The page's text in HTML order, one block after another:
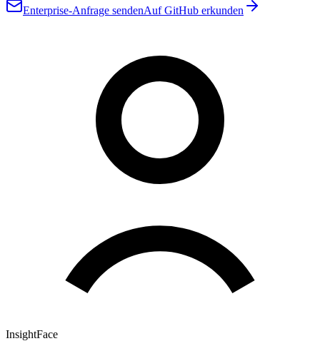
Enterprise-Anfrage sendenAuf GitHub erkunden
InsightFace